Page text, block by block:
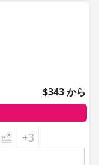
$343 から
+3